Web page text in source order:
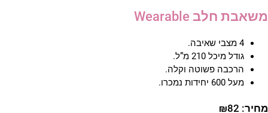
משאבת חלב Wearable
4 מצבי שאיבה.
גודל מיכל 210 מ”ל.
הרכבה פשוטה וקלה.
מעל 600 יחידות נמכרו.
מחיר: ₪82